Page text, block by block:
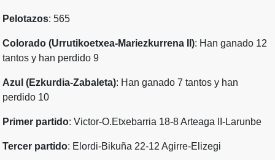
Pelotazos: 565
Colorado (Urrutikoetxea-Mariezkurrena II): Han ganado 12
tantos y han perdido 9
Azul (Ezkurdia-Zabaleta): Han ganado 7 tantos y han
perdido 10
Primer partido: Victor-O.Etxebarria 18-8 Arteaga II-Larunbe
Tercer partido: Elordi-Bikuña 22-12 Agirre-Elizegi